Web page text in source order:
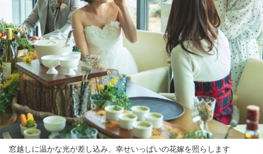
窓越しに温かな光が差し込み、幸せいっぱいの花嫁を照らします